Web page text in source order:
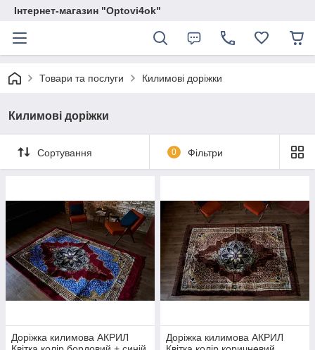
Інтернет-магазин "Optovi4ok"
Товари та послуги Килимові доріжки
Килимові доріжки
Сортування 0 Фільтри
Доріжка килимова АКРИЛ
Доріжка килимова АКРИЛ